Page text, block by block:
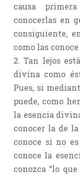
causa
conocerlas en
consiguiente,
como las conoce
2. Tan lejos
divina como
Pues, si
puede, como
la esencia
conocer la de
conoce si no
conoce la
conozca “lo